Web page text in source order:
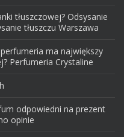
tłuszczowej? Odsysanie
tłuszczu Warszawa
ma największy
Perfumeria Crystaline
odpowiedni na prezent
opinie